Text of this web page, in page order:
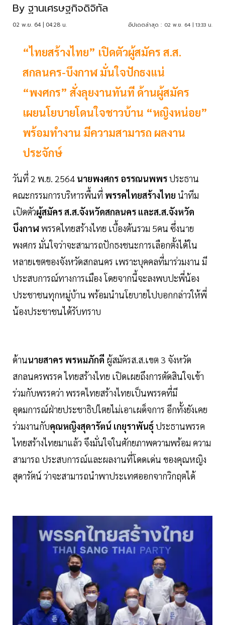
By ฐานเศรษฐกิจดิจิทัล
02 พ.ย. 64 | 04:28 น. อัปเดตล่าสุด : 02 พ.ย. 64 | 13:33 น.
“ไทยสร้างไทย” เปิดตัวผู้สมัคร ส.ส.
สกลนคร-บึงกาฬ มั่นใจปักธงแน่
“พงศกร” สั่งลุยงานทันที ด้านผู้สมัคร
เผยนโยบายโดนใจชาวบ้าน “หญิงหน่อย”
พร้อมทำงาน มีความสามารถ ผลงาน
ประจักษ์
วันที่ 2 พ.ย. 2564 นายพงศกร อรรณนพพรประธาน
คณะกรรมการบริหารพื้นที่ พรรคไทยสร้างไทย นำทีม
เปิดตัวผู้สมัคร ส.ส.จังหวัดสกลนคร และส.ส.จังหวัด
บึงกาฬพรรคไทยสร้างไทย เบื้องต้นรวม 5คน ซึ่งนาย
พงศกร มั่นใจว่าจะสามารถปักธงชนะการเลือกตั้งได้ใน
หลายเขตของจังหวัดสกลนคร เพราะบุคคลที่มาร่วมงาน มี
ประสบการณ์ทางการเมือง โดยจากนี้จะลงพบปะพี่น้อง
ประชาชนทุกหมู่บ้าน พร้อมนำนโยบายไปบอกกล่าวให้พี่
น้องประชาชนได้รับทราบ
ด้านนายสาคร พรหมภักดี ผู้สมัครส.ส.เขต 3 จังหวัด
สกลนครพรรค ไทยสร้างไทย เปิดเผยถึงการตัดสินใจเข้า
ร่วมกับพรรคว่า พรรคไทยสร้างไทยเป็นพรรคที่มี
อุดมการณ์ฝ่ายประชาธิปไตยไม่เอาเผด็จการ อีกทั้งยังเคย
ร่วมงานกับคุณหญิงสุดารัตน์ เกยุราพันธุ์ประธานพรรค
ไทยสร้างไทยมาแล้ว จึงมั่นใจในศักยภาพความพร้อม ความ
สามารถ ประสบการณ์และผลงานที่โดดเด่น ของคุณหญิง
สุดารัตน์ ว่าจะสามารถนำพาประเทศออกจากวิกฤตได้